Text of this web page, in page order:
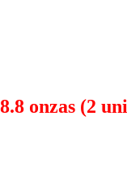
onzas (2